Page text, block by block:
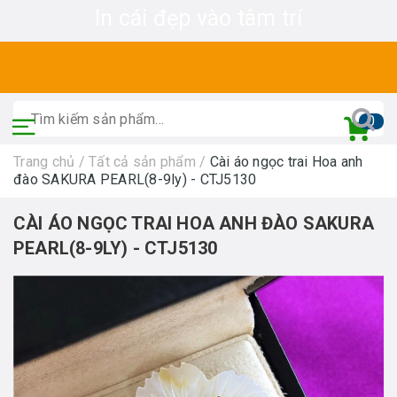
0
Trang chủ / Tất cả sản phẩm / Cài áo ngọc trai Hoa anh
đào SAKURA PEARL(8-9ly) - CTJ5130
CÀI ÁO NGỌC TRAI HOA ANH ĐÀO SAKURA
PEARL(8-9LY) - CTJ5130